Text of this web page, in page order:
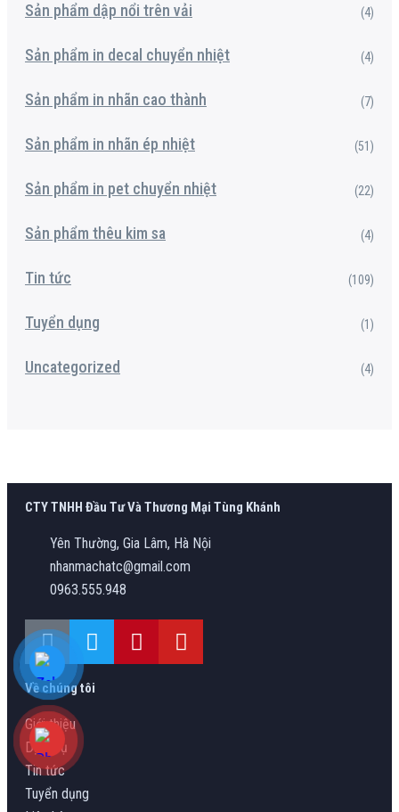
Sản phẩm dập nổi trên vải (4)
Sản phẩm in decal chuyển nhiệt (4)
Sản phẩm in nhãn cao thành (7)
Sản phẩm in nhãn ép nhiệt (51)
Sản phẩm in pet chuyển nhiệt (22)
Sản phẩm thêu kim sa (4)
Tin tức (109)
Tuyển dụng (1)
Uncategorized (4)
CTY TNHH Đầu Tư Và Thương Mại Tùng Khánh
Yên Thường, Gia Lâm, Hà Nội
nhanmachatc@gmail.com
0963.555.948
Về chúng tôi
Giới thiệu
Dịch vụ
Tin tức
Tuyển dụng